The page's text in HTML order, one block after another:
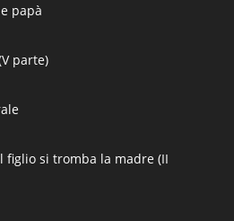
papà
parte)
si tromba la madre (II